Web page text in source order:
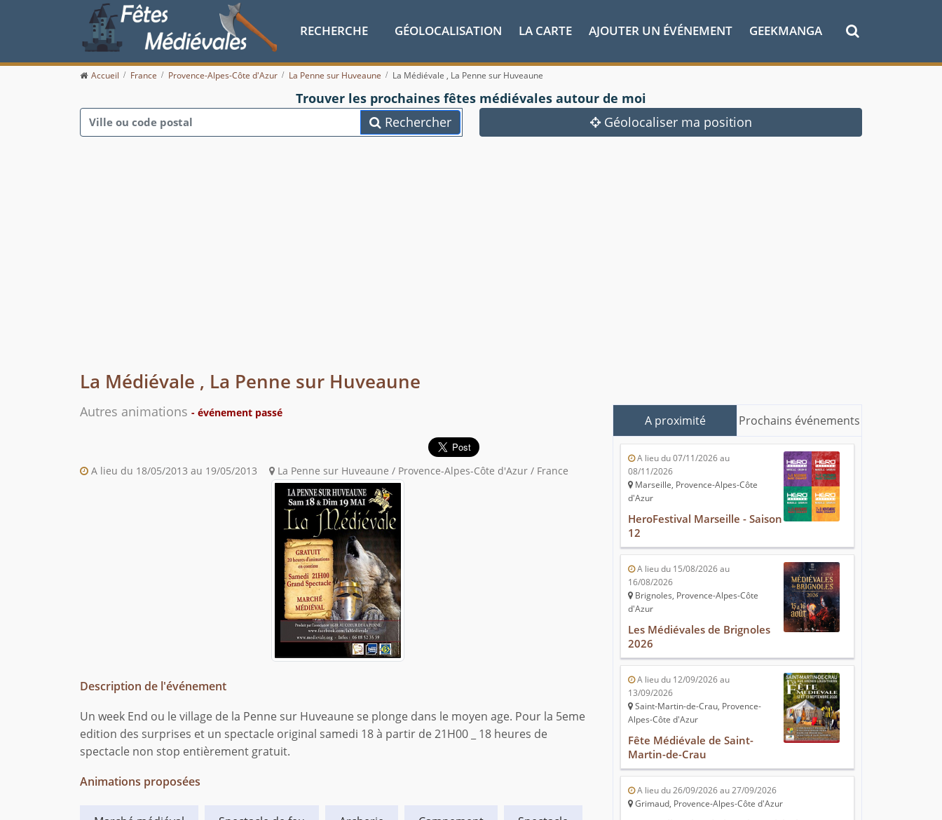
RECHERCHE GÉOLOCALISATION LA CARTE AJOUTER UN ÉVÉNEMENT GEEKMANGA
Accueil France Provence-Alpes-Côte d'Azur La Penne sur Huveaune La Médiévale , La Penne sur Huveaune
Trouver les prochaines fêtes médiévales autour de moi
Rechercher
Géolocaliser ma position
La Médiévale , La Penne sur Huveaune
Autres animations - événement passé
A lieu du 18/05/2013 au 19/05/2013 La Penne sur Huveaune / Provence-Alpes-Côte d'Azur / France
Description de l'événement
Un week End ou le village de la Penne sur Huveaune se plonge dans le moyen age. Pour la 5eme
edition des surprises et un spectacle original samedi 18 à partir de 21H00 _ 18 heures de
spectacle non stop entièrement gratuit.
Animations proposées
A proximité Prochains événements
A lieu du 07/11/2026 au
08/11/2026
Marseille, Provence-Alpes-Côte
d'Azur
HeroFestival Marseille - Saison
12
A lieu du 15/08/2026 au
16/08/2026
Brignoles, Provence-Alpes-Côte
d'Azur
Les Médiévales de Brignoles
2026
A lieu du 12/09/2026 au
13/09/2026
Saint-Martin-de-Crau, Provence-
Alpes-Côte d'Azur
Fête Médiévale de Saint-
Martin-de-Crau
A lieu du 26/09/2026 au 27/09/2026
Grimaud, Provence-Alpes-Côte d'Azur